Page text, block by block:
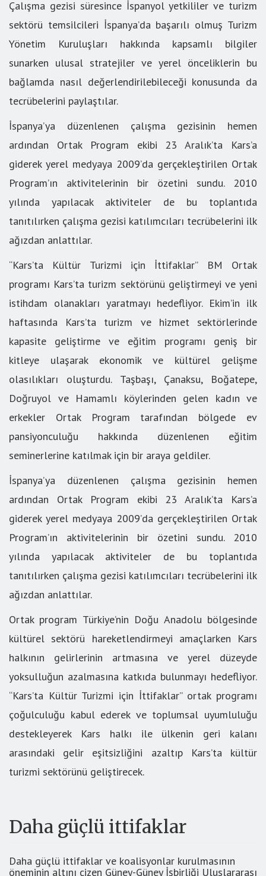
Çalışma gezisi süresince İspanyol yetkililer ve turizm
sektörü temsilcileri İspanya’da başarılı olmuş Turizm
Yönetim Kuruluşları hakkında kapsamlı bilgiler
sunarken ulusal stratejiler ve yerel önceliklerin bu
bağlamda nasıl değerlendirilebileceği konusunda da
tecrübelerini paylaştılar.
İspanya’ya düzenlenen çalışma gezisinin hemen
ardından Ortak Program ekibi 23 Aralık’ta Kars’a
giderek yerel medyaya 2009’da gerçekleştirilen Ortak
Program’ın aktivitelerinin bir özetini sundu. 2010
yılında yapılacak aktiviteler de bu toplantıda
tanıtılırken çalışma gezisi katılımcıları tecrübelerini ilk
ağızdan anlattılar.
“Kars’ta Kültür Turizmi için İttifaklar” BM Ortak
programı Kars’ta turizm sektörünü geliştirmeyi ve yeni
istihdam olanakları yaratmayı hedefliyor. Ekim’in ilk
haftasında Kars’ta turizm ve hizmet sektörlerinde
kapasite geliştirme ve eğitim programı geniş bir
kitleye ulaşarak ekonomik ve kültürel gelişme
olasılıkları oluşturdu. Taşbaşı, Çanaksu, Boğatepe,
Doğruyol ve Hamamlı köylerinden gelen kadın ve
erkekler Ortak Program tarafından bölgede ev
pansiyonculuğu hakkında düzenlenen eğitim
seminerlerine katılmak için bir araya geldiler.
İspanya’ya düzenlenen çalışma gezisinin hemen
ardından Ortak Program ekibi 23 Aralık’ta Kars’a
giderek yerel medyaya 2009’da gerçekleştirilen Ortak
Program’ın aktivitelerinin bir özetini sundu. 2010
yılında yapılacak aktiviteler de bu toplantıda
tanıtılırken çalışma gezisi katılımcıları tecrübelerini ilk
ağızdan anlattılar.
Ortak program Türkiye’nin Doğu Anadolu bölgesinde
kültürel sektörü hareketlendirmeyi amaçlarken Kars
halkının gelirlerinin artmasına ve yerel düzeyde
yoksulluğun azalmasına katkıda bulunmayı hedefliyor.
“Kars’ta Kültür Turizmi için İttifaklar” ortak programı
çoğulculuğu kabul ederek ve toplumsal uyumluluğu
destekleyerek Kars halkı ile ülkenin geri kalanı
arasındaki gelir eşitsizliğini azaltıp Kars’ta kültür
turizmi sektörünü geliştirecek.
Daha güçlü ittifaklar
Daha güçlü ittifaklar ve koalisyonlar kurulmasının
öneminin altını çizen Güney-Güney İşbirliği Uluslararası